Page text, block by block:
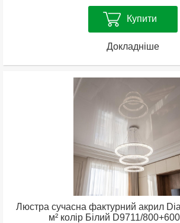
Купити
Докладніше
Люстра сучасна фактурний акрил
м² колір Білий D9711/